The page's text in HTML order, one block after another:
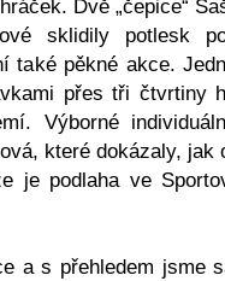
Dvě „čepice“
sklidily potlesk
také pěkné akce.
přes tři čtvrtiny
Výborné
které dokázaly, jak
je podlaha ve
a s přehledem jsme